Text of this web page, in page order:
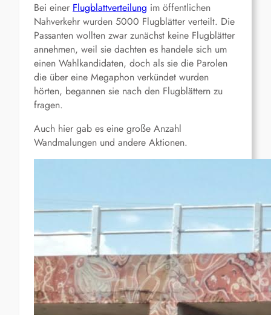
Bei einer Flugblattverteilung im öffentlichen
Nahverkehr wurden 5000 Flugblätter verteilt. Die
Passanten wollten zwar zunächst keine Flugblätter
annehmen, weil sie dachten es handele sich um
einen Wahlkandidaten, doch als sie die Parolen
die über eine Megaphon verkündet wurden
hörten, begannen sie nach den Flugblättern zu
fragen.
Auch hier gab es eine große Anzahl
Wandmalungen und andere Aktionen.